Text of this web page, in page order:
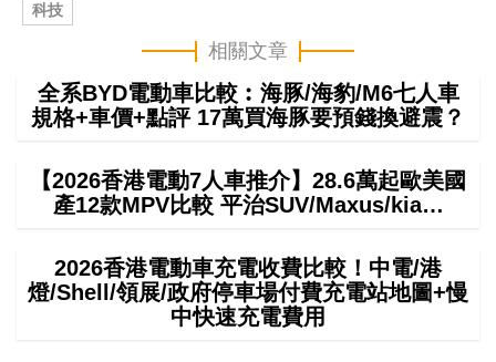
科技
相關文章
全系BYD電動車比較︰海豚/海豹/M6七人車
規格+車價+點評 17萬買海豚要預錢換避震？
【2026香港電動7人車推介】28.6萬起歐美國
產12款MPV比較 平治SUV/Maxus/kia…
2026香港電動車充電收費比較！中電/港
燈/Shell/領展/政府停車場付費充電站地圖+慢
中快速充電費用